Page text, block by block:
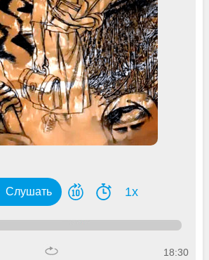
Слушать 1x
18:30